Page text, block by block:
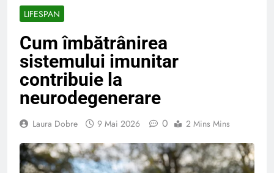
LIFESPAN
Cum îmbătrânirea
sistemului imunitar
contribuie la
neurodegenerare
Laura Dobre 9 Mai 2026 0 2 Mins Mins